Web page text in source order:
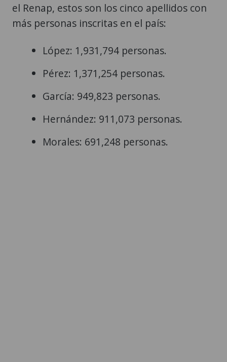
el Renap, estos son los cinco apellidos con
más personas inscritas en el país:
López: 1,931,794 personas.
Pérez: 1,371,254 personas.
García: 949,823 personas.
Hernández: 911,073 personas.
Morales: 691,248 personas.